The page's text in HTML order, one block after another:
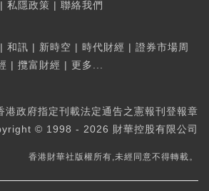
| 私隱政策 | 聯絡我們
| 和訊 | 新時空 | 時代財經 | 證券市場周
| 攬富財經 | 更多...
港政府指定刊載法定通告之憲報刊登報章
© 1998 - 2026 財華控股有限公司
香港財華社版權所有,未經同意不得轉載。